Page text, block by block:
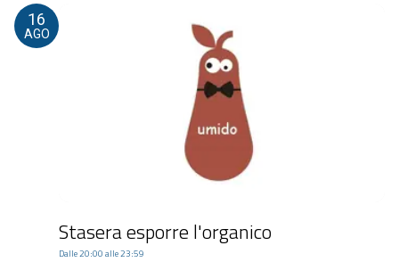
16
AGO
Stasera esporre l'organico
Dalle 20:00 alle 23:59